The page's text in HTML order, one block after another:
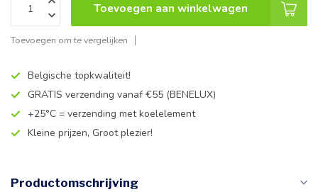
Toevoegen aan winkelwagen
Toevoegen om te vergelijken
Belgische topkwaliteit!
GRATIS verzending vanaf €55 (BENELUX)
+25°C = verzending met koelelement
Kleine prijzen, Groot plezier!
Productomschrijving